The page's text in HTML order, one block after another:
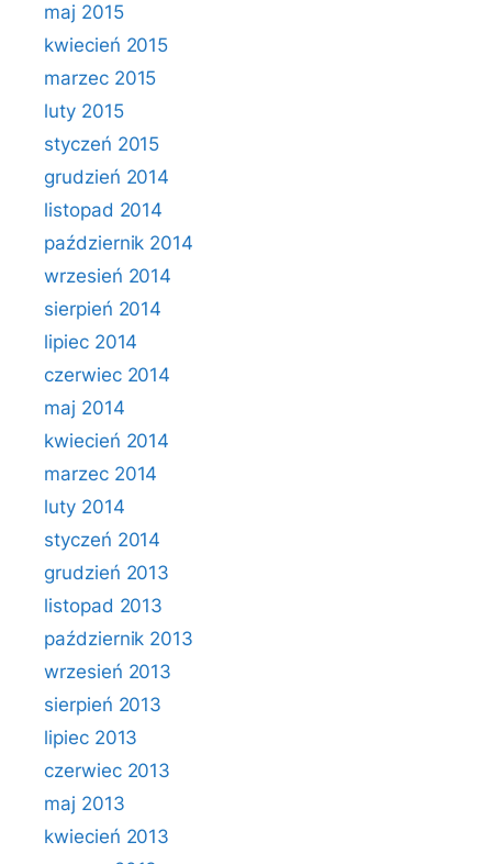
maj 2015
kwiecień 2015
marzec 2015
luty 2015
styczeń 2015
grudzień 2014
listopad 2014
październik 2014
wrzesień 2014
sierpień 2014
lipiec 2014
czerwiec 2014
maj 2014
kwiecień 2014
marzec 2014
luty 2014
styczeń 2014
grudzień 2013
listopad 2013
październik 2013
wrzesień 2013
sierpień 2013
lipiec 2013
czerwiec 2013
maj 2013
kwiecień 2013